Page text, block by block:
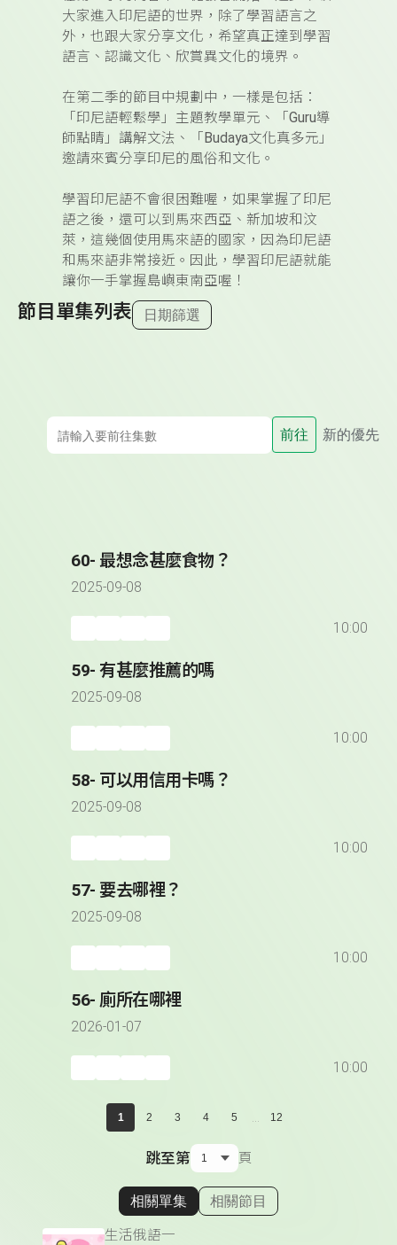
大家進入印尼語的世界，除了學習語言之
外，也跟大家分享文化，希望真正達到學習
語言、認識文化、欣賞異文化的境界。
在第二季的節目中規劃中，一樣是包括：
「印尼語輕鬆學」主題教學單元、「 Guru導
師點睛」講解文法、「 Budaya文化真多元」
邀請來賓分享印尼的風俗和文化。
學習印尼語不會很困難喔，如果掌握了印尼
語之後，還可以到馬來西亞、新加坡和汶
萊，這幾個使用馬來語的國家，因為印尼語
和馬來語非常接近。因此，學習印尼語就能
讓你一手掌握島嶼東南亞喔！
節目單集列表 日期篩選
前往 新的優先
60- 最想念甚麼食物？
2025-09-08
10:00
59- 有甚麼推薦的嗎
2025-09-08
10:00
58- 可以用信用卡嗎？
2025-09-08
10:00
57- 要去哪裡？
2025-09-08
10:00
56- 廁所在哪裡
2026-01-07
10:00
1 2 3 4 5 ... 12
跳至第 頁
顯示相關單集
相關單集 相關節目
生活俄語一